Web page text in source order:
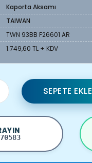
Kaporta Aksamı
TAIWAN
TWN 93BB F26601 AR
1.749,60 TL + KDV
SEPETE EKLE